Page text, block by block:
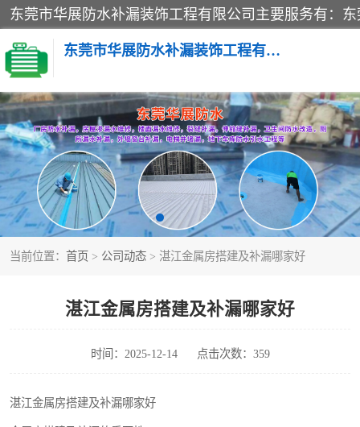
东莞市华展防水补漏装饰工程有限公司
当前位置： 首页 > 公司动态 > 湛江金属房搭建及补漏哪家好
湛江金属房搭建及补漏哪家好
时间：2025-12-14 点击次数：359
湛江金属房搭建及补漏哪家好
楼面防水补漏
阳台卫生间防水补漏
金属房搭建及补漏